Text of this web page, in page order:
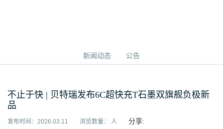
新闻动态 公告
不止于快 | 贝特瑞发布6C超快充T石墨双旗舰负极新
品
发布时间：2026.03.11 浏览数量： 人 分享: